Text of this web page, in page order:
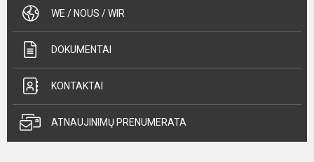
WE / NOUS / WIR
DOKUMENTAI
KONTAKTAI
ATNAUJINIMŲ PRENUMERATA